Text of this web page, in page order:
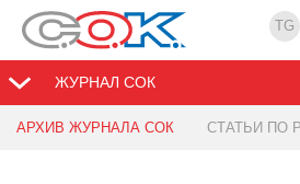
TG
ЖУРНАЛ СОК
АРХИВ ЖУРНАЛА СОК СТАТЬИ ПО